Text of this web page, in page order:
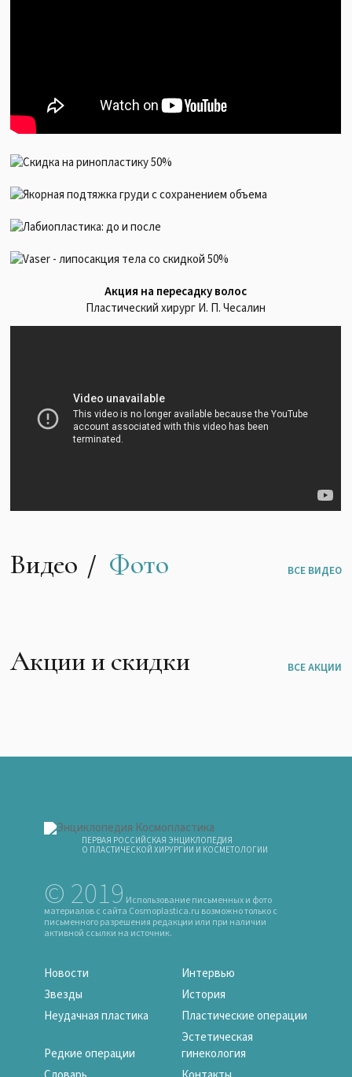
Акция на пересадку волос
Пластический хирург И. П. Чесалин
Видео Фото ВСЕ ВИДЕО
Акции и скидки ВСЕ АКЦИИ
ПЕРВАЯ РОССИЙСКАЯ ЭНЦИКЛОПЕДИЯ
О ПЛАСТИЧЕСКОЙ ХИРУРГИИ И КОСМЕТОЛОГИИ
© 2019 Использование письменных и фото
материалов с сайта Cosmoplastica.ru возможно только с
письменного разрешения редакции или при наличии
активной ссылки на источник.
Новости
Интервью
Звезды
История
Неудачная пластика
Пластические операции
Редкие операции
Эстетическая
гинекология